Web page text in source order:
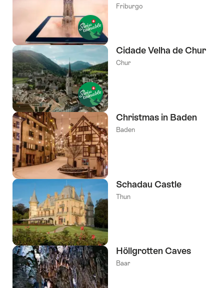
Friburgo
Cidade Velha de Chur
Chur
Christmas in Baden
Baden
Schadau Castle
Thun
Höllgrotten Caves
Baar